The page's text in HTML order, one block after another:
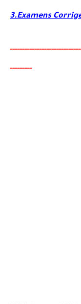
3.Examens
-------------------------
---------